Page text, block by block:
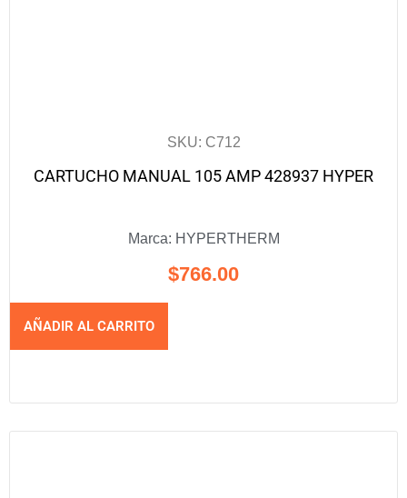
SKU: C712
CARTUCHO MANUAL 105 AMP 428937 HYPER
Marca: HYPERTHERM
$766.00
AÑADIR AL CARRITO